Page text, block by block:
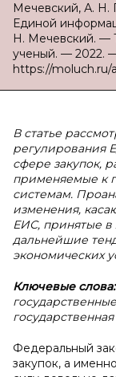
Мечевский, А. Н.
Единой
Н. Мечевский. —
ученый. — 2022.
https://moluch.ru/
В статье
регулирования
сфере закупок,
применяемые к
системам.
изменения,
ЕИС, принятые
дальнейшие
экономических
Ключевые слова:
Федеральный
закупок, а